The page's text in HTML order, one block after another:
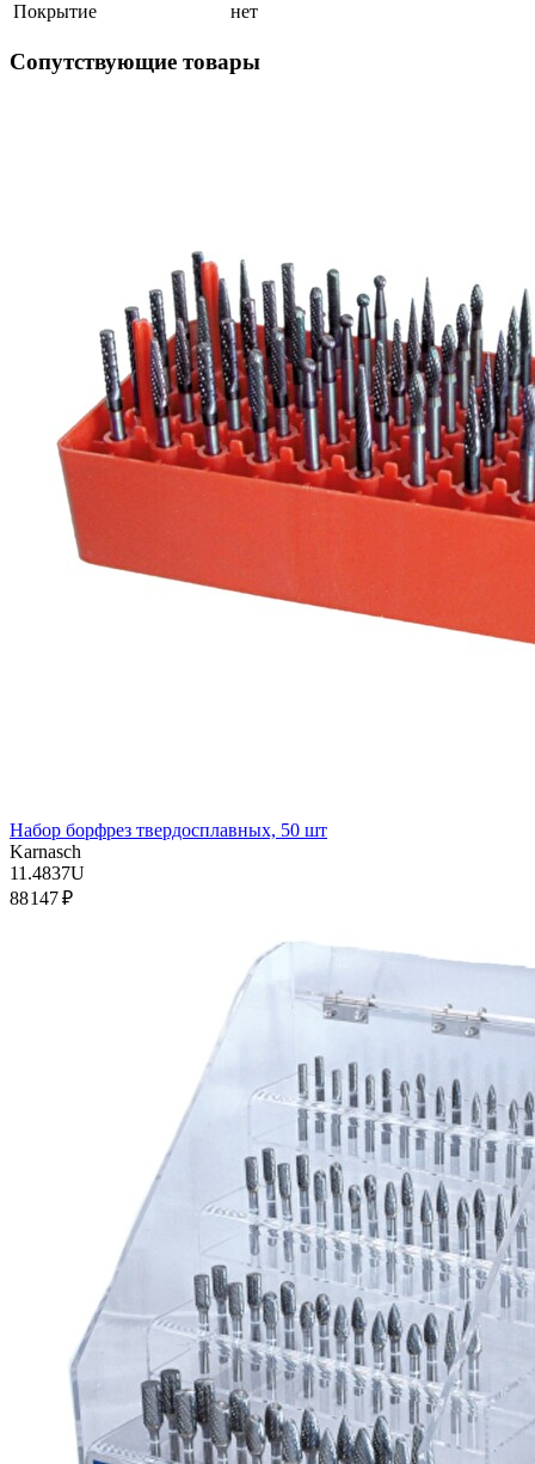
Покрытие
нет
Сопутствующие товары
Набор борфрез твердосплавных, 50 шт
Karnasch
11.4837U
88 147 ₽